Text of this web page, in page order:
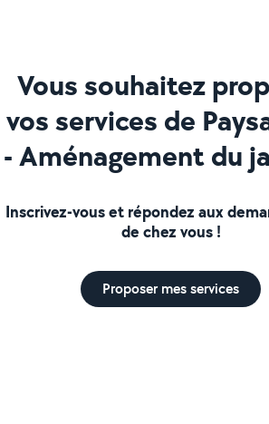
Vous souhaitez
vos services de
- Aménagement du
Inscrivez-vous et répondez aux
de chez vous !
Proposer mes services